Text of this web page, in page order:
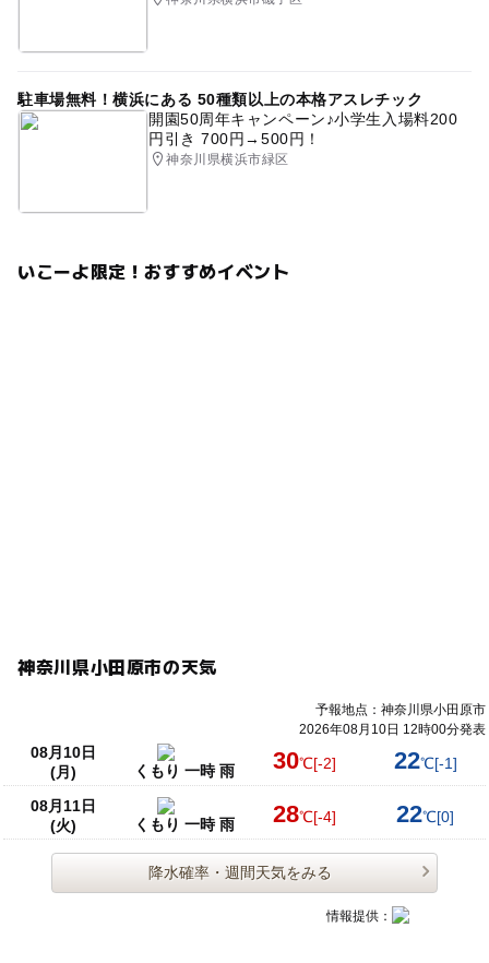
予約はこちらから
駐車場無料！横浜にある 50種類以上の本格アスレチック
開園50周年キャンペーン♪小学生入場料200
円引き 700円→500円！
神奈川県横浜市緑区
いこーよ限定！おすすめイベント
神奈川県小田原市の天気
予報地点：神奈川県小田原市
2026年08月10日 12時00分発表
08月10日
(月)
くもり 一時 雨 30℃[-2] 22℃[-1]
08月11日
(火)
くもり 一時 雨 28℃[-4] 22℃[0]
降水確率・週間天気をみる
情報提供：